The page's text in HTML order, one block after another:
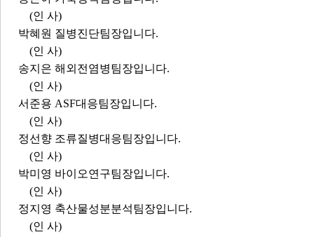
(인 사)
박혜원 질병진단팀장입니다.
(인 사)
송지은 해외전염병팀장입니다.
(인 사)
서준용 ASF대응팀장입니다.
(인 사)
정선향 조류질병대응팀장입니다.
(인 사)
박미영 바이오연구팀장입니다.
(인 사)
정지영 축산물성분분석팀장입니다.
(인 사)